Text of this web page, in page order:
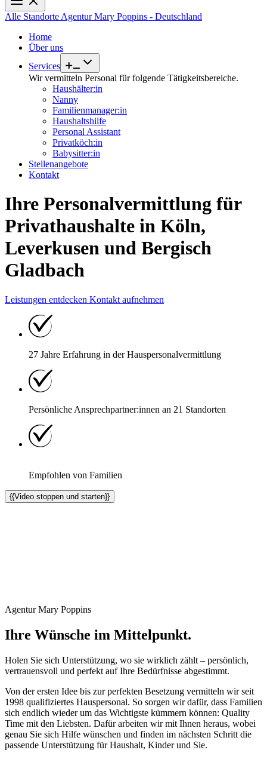
Alle Standorte Agentur Mary Poppins - Deutschland
Home
Über uns
Services
Wir vermitteln Personal für folgende Tätigkeitsbereiche.
Haushälter:in
Nanny
Familienmanager:in
Haushaltshilfe
Personal Assistant
Privatköch:in
Babysitter:in
Stellenangebote
Kontakt
Ihre Personalvermittlung für
Privathaushalte in Köln,
Leverkusen und Bergisch
Gladbach
Leistungen entdecken Kontakt aufnehmen
27 Jahre Erfahrung in der Hauspersonalvermittlung
Persönliche Ansprechpartner:innen an 21 Standorten
Empfohlen von Familien
{{Video stoppen und starten}}
Agentur Mary Poppins
Ihre Wünsche im Mittelpunkt.
Holen Sie sich Unterstützung, wo sie wirklich zählt – persönlich,
vertrauensvoll und perfekt auf Ihre Bedürfnisse abgestimmt.
Von der ersten Idee bis zur perfekten Besetzung vermitteln wir seit
1998 qualifiziertes Hauspersonal. So sorgen wir dafür, dass Familien
sich endlich wieder um das Wichtigste kümmern können: Quality
Time mit den Liebsten. Dafür arbeiten wir mit Ihnen heraus, wobei
genau Sie sich Hilfe wünschen und finden im nächsten Schritt die
passende Unterstützung für Haushalt, Kinder und Sie.